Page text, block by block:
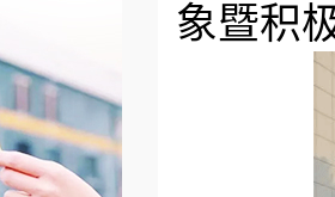
象暨积